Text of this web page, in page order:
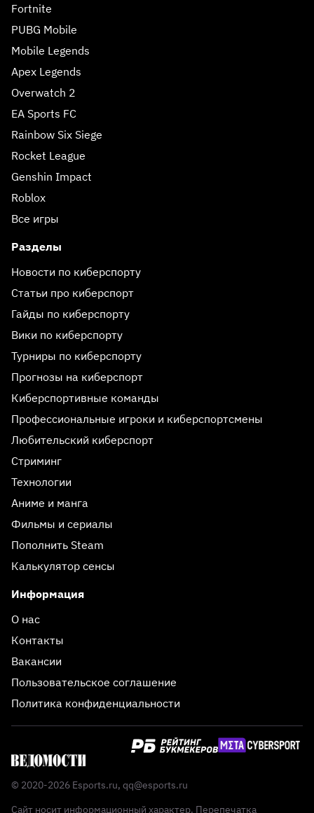
Fortnite
PUBG Mobile
Mobile Legends
Apex Legends
Overwatch 2
EA Sports FC
Rainbow Six Siege
Rocket League
Genshin Impact
Roblox
Все игры
Разделы
Новости по киберспорту
Статьи про киберспорт
Гайды по киберспорту
Вики по киберспорту
Турниры по киберспорту
Прогнозы на киберспорт
Киберспортивные команды
Профессиональные игроки и киберспортсмены
Любительский киберспорт
Стриминг
Технологии
Аниме и манга
Фильмы и сериалы
Пополнить Steam
Калькулятор сенсы
Информация
О нас
Контакты
Вакансии
Пользовательское соглашение
Политика конфиденциальности
© 2020-2026 Esports.ru, qq@esports.ru
Сайт носит информационный характер. Перепечатка